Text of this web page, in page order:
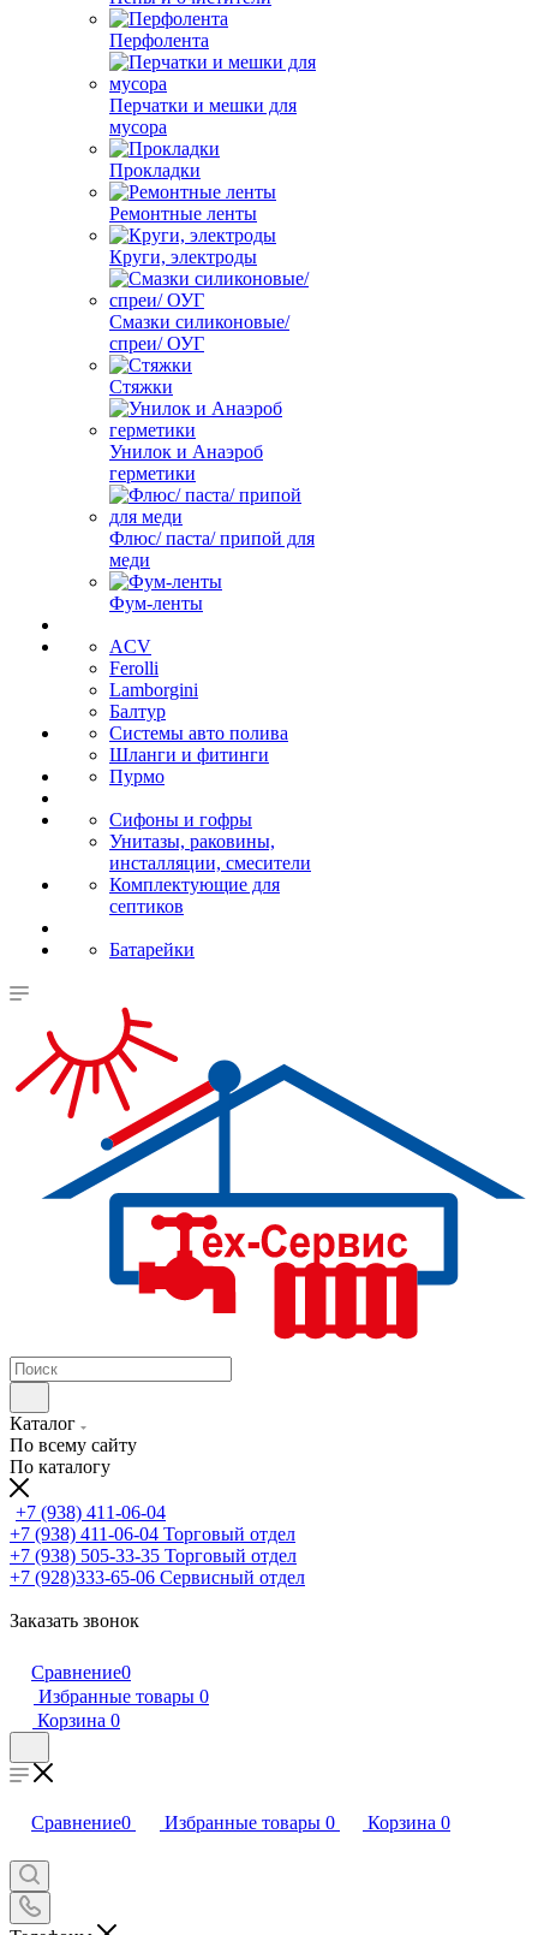
Перфолента
Перчатки и мешки для
мусора
Прокладки
Ремонтные ленты
Круги, электроды
Смазки силиконовые/
спреи/ ОУГ
Стяжки
Унилок и Анаэроб
герметики
Флюс/ паста/ припой для
меди
Фум-ленты
ACV
Ferolli
Lamborgini
Балтур
Системы авто полива
Шланги и фитинги
Пурмо
Сифоны и гофры
Унитазы, раковины,
инсталляции, смесители
Комплектующие для
септиков
Батарейки
Каталог
По всему сайту
По каталогу
+7 (938) 411-06-04
+7 (938) 411-06-04 Торговый отдел
+7 (938) 505-33-35 Торговый отдел
+7 (928)333-65-06 Сервисный отдел
Заказать звонок
Сравнение0
Избранные товары 0
Корзина 0
Сравнение0 Избранные товары 0 Корзина 0